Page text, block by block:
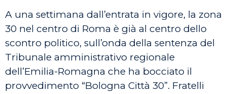
A una settimana dall’entrata in vigore, la zona
30 nel centro di Roma è già al centro dello
scontro politico, sull’onda della sentenza del
Tribunale amministrativo regionale
dell’Emilia-Romagna che ha bocciato il
provvedimento “Bologna Città 30”. Fratelli